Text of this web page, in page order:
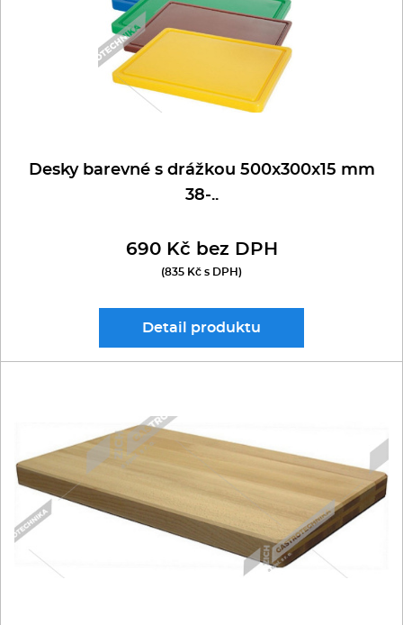
Desky barevné s drážkou 500x300x15 mm
38-..
690 Kč bez DPH
(835 Kč s DPH)
Detail produktu